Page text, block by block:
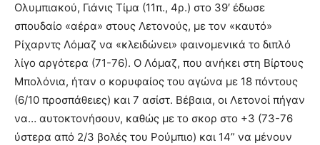
Ολυμπιακού, Γιάνις Τίμα (11π., 4ρ.) στο 39′ έδωσε
σπουδαίο «αέρα» στους Λετονούς, με τον «καυτό»
Ρίχαρντς Λόμαζ να «κλειδώνει» φαινομενικά το διπλό
λίγο αργότερα (71-76). Ο Λόμαζ, που ανήκει στη Βίρτους
Μπολόνια, ήταν ο κορυφαίος του αγώνα με 18 πόντους
(6/10 προσπάθειες) και 7 ασίστ. Βέβαια, οι Λετονοί πήγαν
να… αυτοκτονήσουν, καθώς με το σκορ στο +3 (73-76
ύστερα από 2/3 βολές του Ρούμπιο) και 14” να μένουν